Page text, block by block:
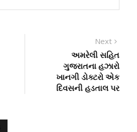
Next
post:
અમરેલી સહિત
ગુજરાતના હઝારો
ખાનગી ડોક્ટરો એક
દિવસની હડતાલ પર